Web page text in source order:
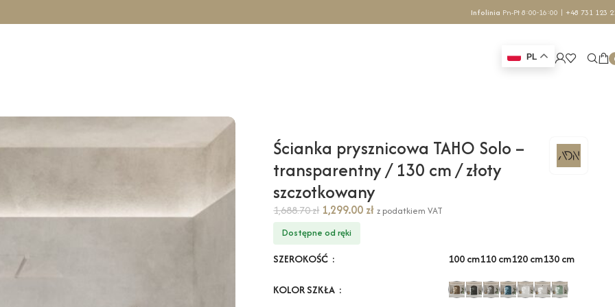
Infolinia Pn-Pt 8:00-16:00 | +48 731 123
PL
Ścianka prysznicowa TAHO Solo –
transparentny / 130 cm / złoty
szczotkowany
1,688.70zł 1,299.00 zł z podatkiem VAT
Dostępne od ręki
SZEROKOŚĆ 100 cm110 cm120 cm130 cm
KOLOR SZKŁA